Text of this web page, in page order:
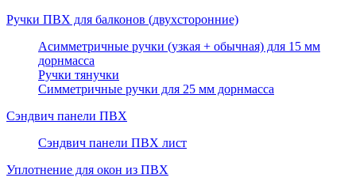
Ручки ПВХ для балконов (двухсторонние)
Асимметричные ручки (узкая + обычная) для 15 мм
дорнмасса
Ручки тянучки
Симметричные ручки для 25 мм дорнмасса
Сэндвич панели ПВХ
Сэндвич панели ПВХ лист
Уплотнение для окон из ПВХ